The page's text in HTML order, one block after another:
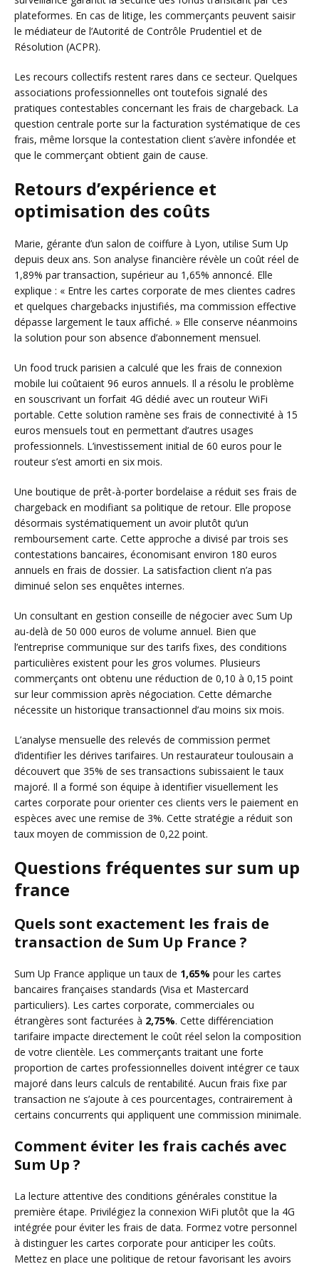
plateformes. En cas de litige, les commerçants peuvent saisir
le médiateur de l’Autorité de Contrôle Prudentiel et de
Résolution (ACPR).
Les recours collectifs restent rares dans ce secteur. Quelques
associations professionnelles ont toutefois signalé des
pratiques contestables concernant les frais de chargeback. La
question centrale porte sur la facturation systématique de ces
frais, même lorsque la contestation client s’avère infondée et
que le commerçant obtient gain de cause.
Retours d’expérience et
optimisation des coûts
Marie, gérante d’un salon de coiffure à Lyon, utilise Sum Up
depuis deux ans. Son analyse financière révèle un coût réel de
1,89% par transaction, supérieur au 1,65% annoncé. Elle
explique : « Entre les cartes corporate de mes clientes cadres
et quelques chargebacks injustifiés, ma commission effective
dépasse largement le taux affiché. » Elle conserve néanmoins
la solution pour son absence d’abonnement mensuel.
Un food truck parisien a calculé que les frais de connexion
mobile lui coûtaient 96 euros annuels. Il a résolu le problème
en souscrivant un forfait 4G dédié avec un routeur WiFi
portable. Cette solution ramène ses frais de connectivité à 15
euros mensuels tout en permettant d’autres usages
professionnels. L’investissement initial de 60 euros pour le
routeur s’est amorti en six mois.
Une boutique de prêt-à-porter bordelaise a réduit ses frais de
chargeback en modifiant sa politique de retour. Elle propose
désormais systématiquement un avoir plutôt qu’un
remboursement carte. Cette approche a divisé par trois ses
contestations bancaires, économisant environ 180 euros
annuels en frais de dossier. La satisfaction client n’a pas
diminué selon ses enquêtes internes.
Un consultant en gestion conseille de négocier avec Sum Up
au-delà de 50 000 euros de volume annuel. Bien que
l’entreprise communique sur des tarifs fixes, des conditions
particulières existent pour les gros volumes. Plusieurs
commerçants ont obtenu une réduction de 0,10 à 0,15 point
sur leur commission après négociation. Cette démarche
nécessite un historique transactionnel d’au moins six mois.
L’analyse mensuelle des relevés de commission permet
d’identifier les dérives tarifaires. Un restaurateur toulousain a
découvert que 35% de ses transactions subissaient le taux
majoré. Il a formé son équipe à identifier visuellement les
cartes corporate pour orienter ces clients vers le paiement en
espèces avec une remise de 3%. Cette stratégie a réduit son
taux moyen de commission de 0,22 point.
Questions fréquentes sur sum up
france
Quels sont exactement les frais de
transaction de Sum Up France ?
Sum Up France applique un taux de 1,65% pour les cartes
bancaires françaises standards (Visa et Mastercard
particuliers). Les cartes corporate, commerciales ou
étrangères sont facturées à 2,75%. Cette différenciation
tarifaire impacte directement le coût réel selon la composition
de votre clientèle. Les commerçants traitant une forte
proportion de cartes professionnelles doivent intégrer ce taux
majoré dans leurs calculs de rentabilité. Aucun frais fixe par
transaction ne s’ajoute à ces pourcentages, contrairement à
certains concurrents qui appliquent une commission minimale.
Comment éviter les frais cachés avec
Sum Up ?
La lecture attentive des conditions générales constitue la
première étape. Privilégiez la connexion WiFi plutôt que la 4G
intégrée pour éviter les frais de data. Formez votre personnel
à distinguer les cartes corporate pour anticiper les coûts.
Mettez en place une politique de retour favorisant les avoirs